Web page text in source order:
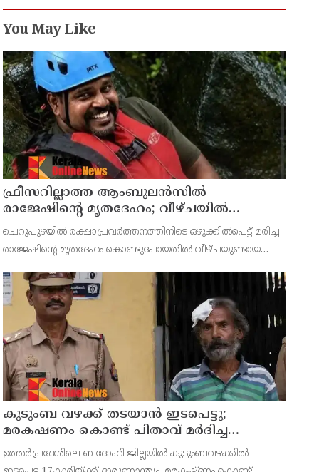
പരാതിയുമായിബന്ധുക്കൾ
You May Like
ഫ്രീസറില്ലാത്ത ആംബുലൻസിൽ
രാജേഷിൻ്റെ മൃതദേഹം; വീഴ്ചയിൽ
വിശദീകരണം തേടി കണ്ണൂർ എഡിഎം
ചെറുപുഴയിൽ രക്ഷാപ്രവർത്തനത്തിനിടെ ഒഴുക്കിൽപെട്ട് മരിച്ച
രാജേഷിന്‍റെ മൃതദേഹം കൊണ്ടുപോയതിൽ വീഴ്ചയുണ്ടായ
മെഡിക്കൽ കോളേജ് സൂപ്രണ്ടിനോടും വിശദീകരണം തേടി
കുടുംബ വഴക്ക് തടയാന്‍ ഇടപെട്ടു;
മരകഷണം കൊണ്ട് പിതാവ് മർദിച്ച
17കാരിക്ക് ദാരുണാന്ത്യം
ഉത്തര്‍പ്രദേശിലെ ബദോഹി ജില്ലയില്‍ കുടുംബവഴക്കില്‍